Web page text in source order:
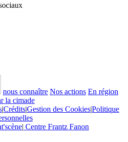
nous connaître Nos actions En région
la cimade
|Crédits|Gestion des Cookies|Politique
| Centre Frantz Fanon